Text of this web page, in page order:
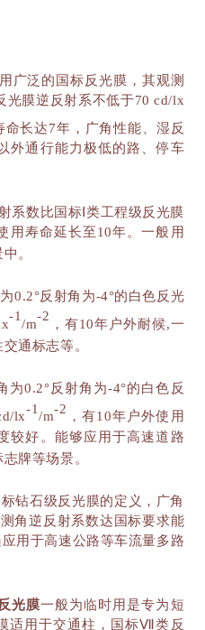
广泛的国标反光膜，其观测
光膜逆反射系不低于70 cd/lx
命长达7年，广角性能、湿反
外通行能力极低的路、停车
系数比国标 Ⅰ类工程级反光膜
用寿命延长至10年。一般用
。
0.2°反射角为-4°的白色反光
-1
/m
-2
，有10年户外耐候,一
通标志等。
为0.2°反射角为-4°的白色反
lx
-1
/m
-2
，有10年户外使用
较好。能够应用于高速道路
牌等场景。
钻石级反光膜的定义，广角
角逆反射系数达国标要求能
用于高速公路等车流量多路
光膜一般为临时用是专为短
适用于交通柱，国标Ⅶ类反